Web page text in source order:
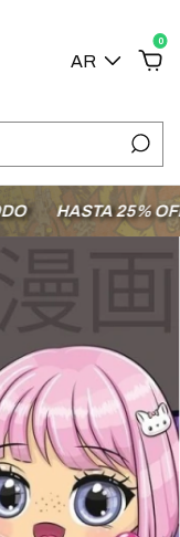
AR
0
HASTA 25% OFF